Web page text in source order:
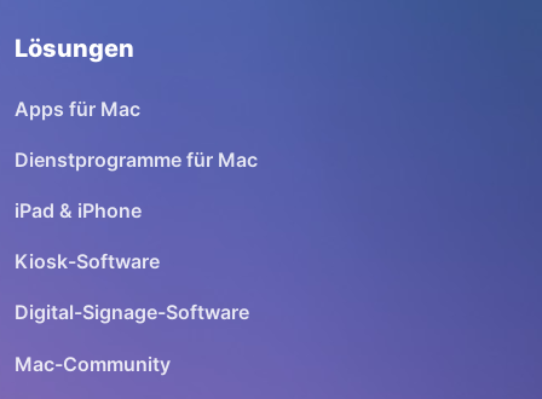
Lösungen
Apps für Mac
Dienstprogramme für Mac
iPad & iPhone
Kiosk-Software
Digital-Signage-Software
Mac-Community